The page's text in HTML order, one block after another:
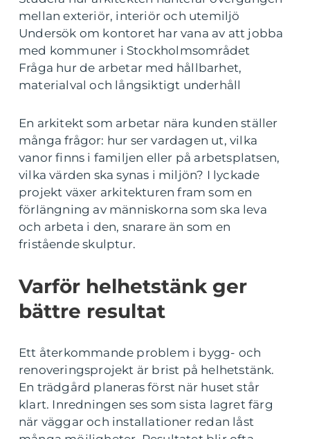
mellan exteriör, interiör och utemiljö
Undersök om kontoret har vana av att jobba
med kommuner i Stockholmsområdet
Fråga hur de arbetar med hållbarhet,
materialval och långsiktigt underhåll
En arkitekt som arbetar nära kunden ställer
många frågor: hur ser vardagen ut, vilka
vanor finns i familjen eller på arbetsplatsen,
vilka värden ska synas i miljön? I lyckade
projekt växer arkitekturen fram som en
förlängning av människorna som ska leva
och arbeta i den, snarare än som en
fristående skulptur.
Varför helhetstänk ger
bättre resultat
Ett återkommande problem i bygg- och
renoveringsprojekt är brist på helhetstänk.
En trädgård planeras först när huset står
klart. Inredningen ses som sista lagret färg
när väggar och installationer redan låst